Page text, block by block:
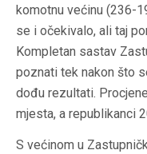
komotnu većinu (236-
se i očekivalo, ali taj
Kompletan sastav
poznati tek nakon što
dođu rezultati.
mjesta, a republikanci
S većinom u